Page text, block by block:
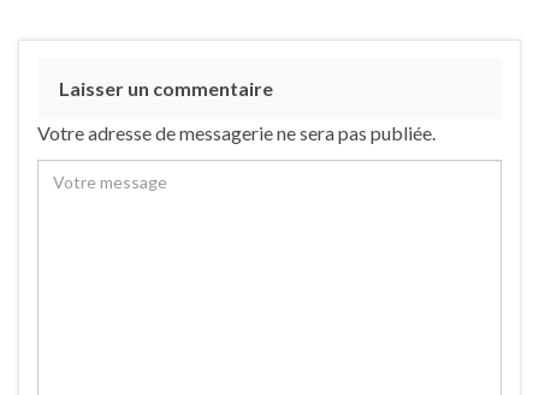
Laisser un commentaire
Votre adresse de messagerie ne sera pas publiée.